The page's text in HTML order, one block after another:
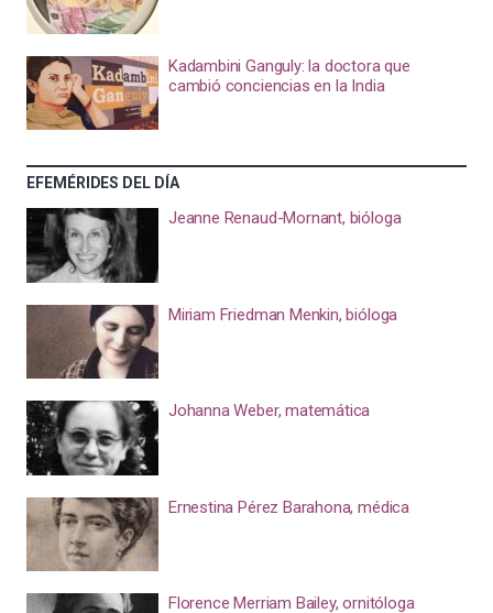
Kadambini Ganguly: la doctora que
cambió conciencias en la India
EFEMÉRIDES DEL DÍA
Jeanne Renaud-Mornant, bióloga
Miriam Friedman Menkin, bióloga
Johanna Weber, matemática
Ernestina Pérez Barahona, médica
Florence Merriam Bailey, ornitóloga